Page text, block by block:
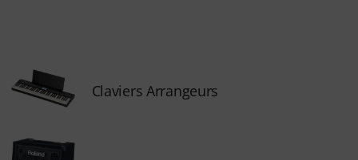
Claviers Arrangeurs